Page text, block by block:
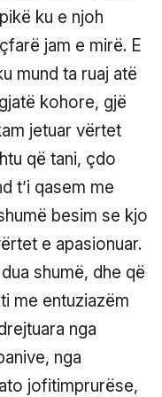
ku e njoh
jam e mirë. E
mund ta ruaj atë
kohore, gjë
jetuar vërtet
që tani, çdo
t’i qasem me
besim se kjo
e apasionuar.
shumë, dhe që
me entuziazëm
nga
nga
jofitimprurëse,